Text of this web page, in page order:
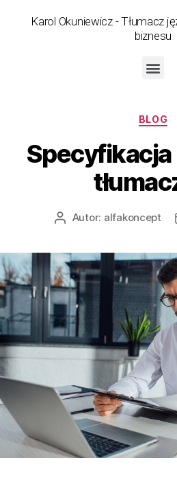
Karol Okuniewicz - Tłumacz
biznesu
BLOG
Autor: alfakoncept